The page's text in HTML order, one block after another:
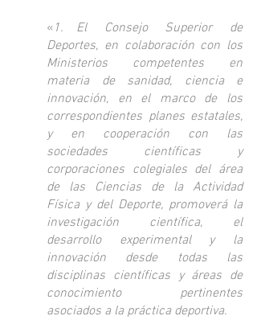
« 1. El Consejo Superior de
Deportes, en colaboración con los
Ministerios competentes en
materia de sanidad, ciencia e
innovación, en el marco de los
correspondientes planes estatales,
y en cooperación con las
sociedades científicas y
corporaciones colegiales del área
de las Ciencias de la Actividad
Física y del Deporte, promoverá la
investigación científica, el
desarrollo experimental y la
innovación desde todas las
disciplinas científicas y áreas de
conocimiento pertinentes
asociados a la práctica deportiva.